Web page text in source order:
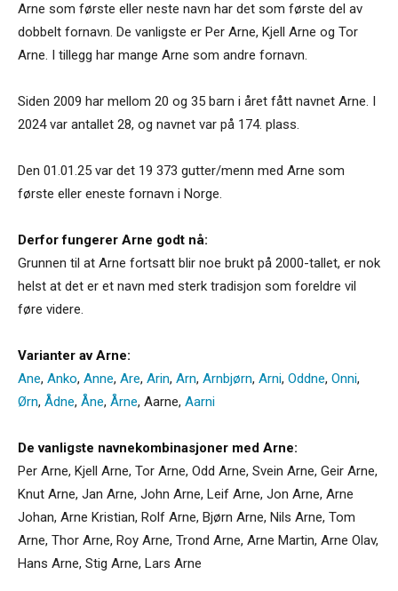
Arne som første eller neste navn har det som første del av
dobbelt fornavn. De vanligste er Per Arne, Kjell Arne og Tor
Arne. I tillegg har mange Arne som andre fornavn.
Siden 2009 har mellom 20 og 35 barn i året fått navnet Arne. I
2024 var antallet 28, og navnet var på 174. plass.
Den 01.01.25 var det 19 373 gutter/menn med Arne som
første eller eneste fornavn i Norge.
Derfor fungerer Arne godt nå:
Grunnen til at Arne fortsatt blir noe brukt på 2000-tallet, er nok
helst at det er et navn med sterk tradisjon som foreldre vil
føre videre.
Varianter av Arne:
Ane, Anko, Anne, Are, Arin, Arn, Arnbjørn, Arni, Oddne, Onni,
Ørn, Ådne, Åne, Årne, Aarne, Aarni
De vanligste navnekombinasjoner med Arne:
Per Arne, Kjell Arne, Tor Arne, Odd Arne, Svein Arne, Geir Arne,
Knut Arne, Jan Arne, John Arne, Leif Arne, Jon Arne, Arne
Johan, Arne Kristian, Rolf Arne, Bjørn Arne, Nils Arne, Tom
Arne, Thor Arne, Roy Arne, Trond Arne, Arne Martin, Arne Olav,
Hans Arne, Stig Arne, Lars Arne